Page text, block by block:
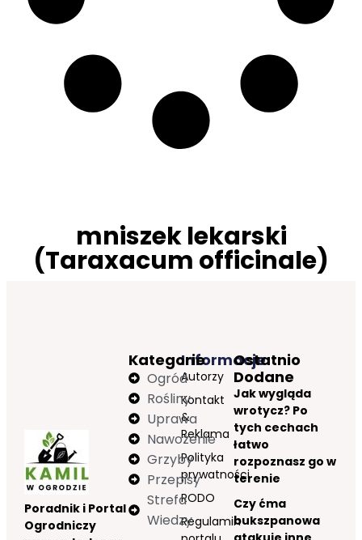
mniszek lekarski
(Taraxacum officinale)
Poradnik i Portal
Ogrodniczy
Informacje
Autorzy
Kontakt
&
Reklama
Polityka
prywatności
RODO
Regulamin
Kategorie
Ogród
Rośliny
Uprawa
Nawożenie
Grzyby
Przepisy
Strefa
Wiedzy
Ostatnio
Dodane
Jak wygląda
wrotycz? Po
tych cechach
łatwo
rozpoznasz go w
terenie
Czy ćma
bukszpanowa